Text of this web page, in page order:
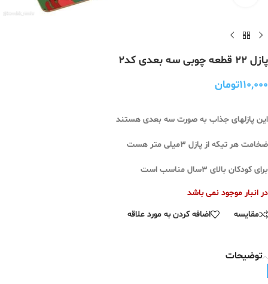
پازل ۲۲ قطعه چوبی سه بعدی کد۲
۱۱۰,۰۰۰تومان
این پازلهای جذاب به صورت سه بعدی هستند
ضخامت هر تیکه از پازل ۳میلی متر هست
برای کودکان بالای ۳سال مناسب است
در انبار موجود نمی باشد
مقایسه
اضافه کردن به مورد علاقه
توضیحات